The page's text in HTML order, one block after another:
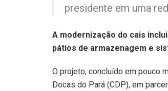
presidente em uma
A modernização do cais
pátios de armazenagem e
O projeto, concluído em pouco
Docas do Pará (CDP), em